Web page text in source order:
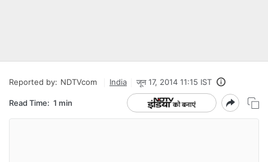
Reported by: NDTVcom India जून 17, 2014 11:15 IST
Read Time: 1 min